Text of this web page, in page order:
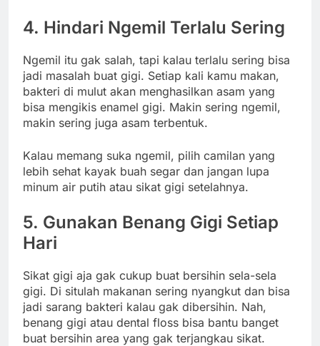
4. Hindari Ngemil Terlalu Sering
Ngemil itu gak salah, tapi kalau terlalu sering bisa
jadi masalah buat gigi. Setiap kali kamu makan,
bakteri di mulut akan menghasilkan asam yang
bisa mengikis enamel gigi. Makin sering ngemil,
makin sering juga asam terbentuk.
Kalau memang suka ngemil, pilih camilan yang
lebih sehat kayak buah segar dan jangan lupa
minum air putih atau sikat gigi setelahnya.
5. Gunakan Benang Gigi Setiap
Hari
Sikat gigi aja gak cukup buat bersihin sela-sela
gigi. Di situlah makanan sering nyangkut dan bisa
jadi sarang bakteri kalau gak dibersihin. Nah,
benang gigi atau dental floss bisa bantu banget
buat bersihin area yang gak terjangkau sikat.